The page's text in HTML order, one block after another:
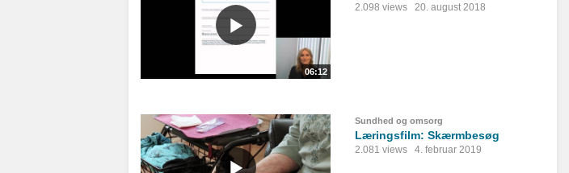
06:12
2.098 views 20. august 2018
Sundhed og omsorg
Læringsfilm: Skærmbesøg
2.081 views 4. februar 2019